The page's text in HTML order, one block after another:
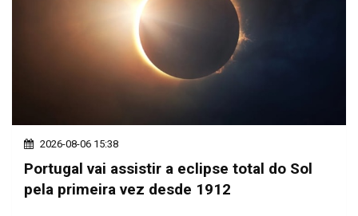
2026-08-06 15:38
Portugal vai assistir a eclipse total do Sol
pela primeira vez desde 1912